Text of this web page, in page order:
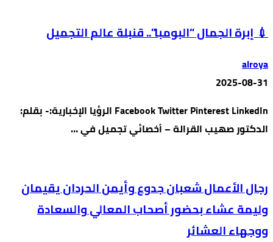
💉 إبرة الجمال “البومبا”.. قنبلة عالم التجميل
alroya
2025-08-31
Facebook Twitter Pinterest LinkedIn الرؤيا الإخبارية:- بقلم:
الدكتور صهيب القرالة – أخصائي تجميل في …
رجال الأعمال شعبان جدوع وأيمن الحردان يقيمان
وليمة عشاء بحضور أصحاب المعالي والسعادة
ووجهاء العشائر